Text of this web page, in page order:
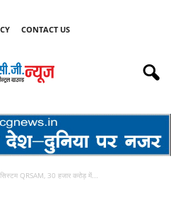
CONTACT US
QRSAM, 30 हजार करोड़ में...